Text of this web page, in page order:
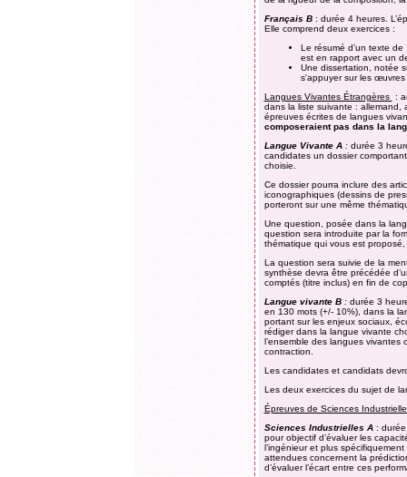
Français B: durée 4 heures.
Elle comprend deux exercices :
Le résumé d’un texte
est en rapport avec un
Une dissertation, notée
s'appuyer sur les œuvres
Langues Vivantes Étrangères :
dans la liste suivante : allemand,
épreuves écrites de langues
composeraient pas dans la
Langue Vivante A:durée 3
candidates un dossier
choisie.
Ce dossier pourra inclure des
iconographiques (dessins de
porteront sur une même
Une question, posée dans la
question sera introduite par la
thématique qui vous est
La question sera suivie de la
synthèse devra être précédée
comptés (titre inclus) en fin de
Langue vivante B: durée 3
en 130 mots (+/- 10%), dans la
portant sur les enjeux sociaux,
rédiger dans la langue vivante
l’ensemble des langues
contraction.
Les candidates et candidats
Les deux exercices du sujet de
Épreuves de Sciences
Sciences Industrielles A: durée
pour objectif d’évaluer les
l’ingénieur et plus
attendues concernent la
d’évaluer l’écart entre ces